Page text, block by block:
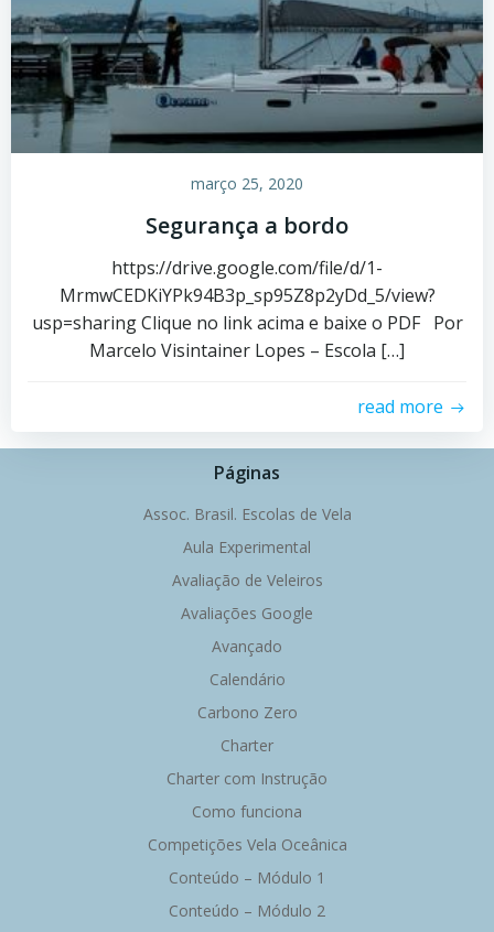
março 25, 2020
Segurança a bordo
https://drive.google.com/file/d/1-
MrmwCEDKiYPk94B3p_sp95Z8p2yDd_5/view?
usp=sharing Clique no link acima e baixe o PDF Por
Marcelo Visintainer Lopes – Escola […]
read more
Páginas
Assoc. Brasil. Escolas de Vela
Aula Experimental
Avaliação de Veleiros
Avaliações Google
Avançado
Calendário
Carbono Zero
Charter
Charter com Instrução
Como funciona
Competições Vela Oceânica
Conteúdo – Módulo 1
Conteúdo – Módulo 2